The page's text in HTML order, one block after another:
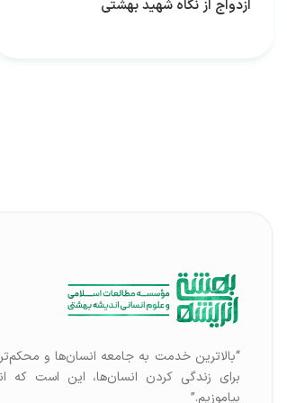
ازدواج از نگاه شهید بهشتی
“بالاترین خدمت به جامعه انسان‌ها و
برای زندگی کردن انسان‌ها، این است که
بیاموزیم.”